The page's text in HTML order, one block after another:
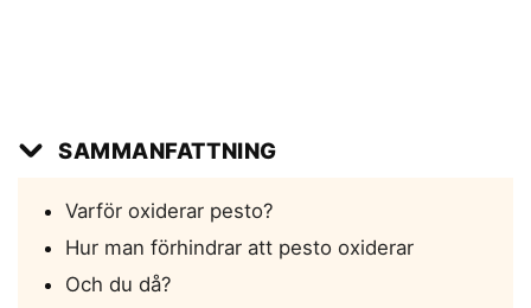
SAMMANFATTNING
Varför oxiderar pesto?
Hur man förhindrar att pesto oxiderar
Och du då?